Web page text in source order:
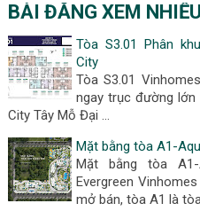
BÀI ĐĂNG XEM NHIỀU
Tòa S3.01 Phân
City
Tòa S3.01
ngay trục đường
City Tây Mỗ Đại …
Mặt bằng tòa A1-
Mặt bằng tòa A1-
Evergreen
mở bán, tòa A1 là